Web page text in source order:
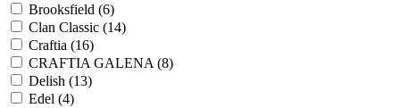
Brooksfield (6)
Clan Classic (14)
Craftia (16)
CRAFTIA GALENA (8)
Delish (13)
Edel (4)